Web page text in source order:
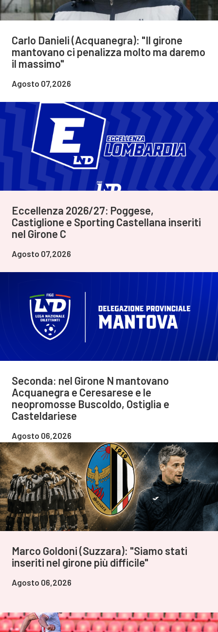
Carlo Danieli (Acquanegra): "Il girone
mantovano ci penalizza molto ma daremo
il massimo"
Agosto 07,2026
Eccellenza 2026/27: Poggese,
Castiglione e Sporting Castellana inseriti
nel Girone C
Agosto 07,2026
Seconda: nel Girone N mantovano
Acquanegra e Ceresarese e le
neopromosse Buscoldo, Ostiglia e
Casteldariese
Agosto 06,2026
Marco Goldoni (Suzzara): "Siamo stati
inseriti nel girone più difficile"
Agosto 06,2026